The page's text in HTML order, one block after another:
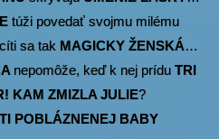
túži povedať svojmu milému
sa tak MAGICKY ŽENSKÁ…
nepomôže, keď k nej prídu TRI
KAM ZMIZLA JULIE?
POBLÁZNENEJ BABY